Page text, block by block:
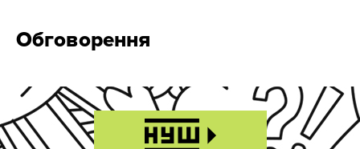
Обговорення